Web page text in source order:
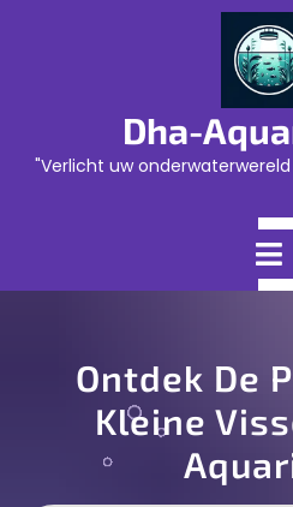
Dha-
"Verlicht uw
Ontdek De
Kleine